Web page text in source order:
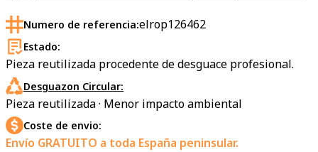
Numero de referencia:elrop126462
Estado:
Pieza reutilizada procedente de desguace profesional.
Desguazon Circular:
Pieza reutilizada · Menor impacto ambiental
Coste de envio:
Envío GRATUITO a toda España peninsular.